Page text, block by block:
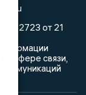
82723 от 21
сфере связи,